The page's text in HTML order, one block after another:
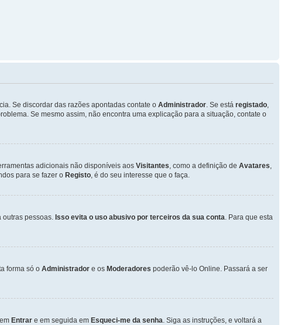
Se discordar das razões apontadas contate o Administrador. Se está registado,
Se mesmo assim, não encontra uma explicação para a situação, contate o
adicionais não disponíveis aos Visitantes, como a definição de Avatares,
para se fazer o Registo, é do seu interesse que o faça.
outras pessoas. Isso evita o uso abusivo por terceiros da sua conta. Para que esta
forma só o Administrador e os Moderadores poderão vê-lo Online. Passará a ser
Entrar e em seguida em Esqueci-me da senha. Siga as instruções, e voltará a